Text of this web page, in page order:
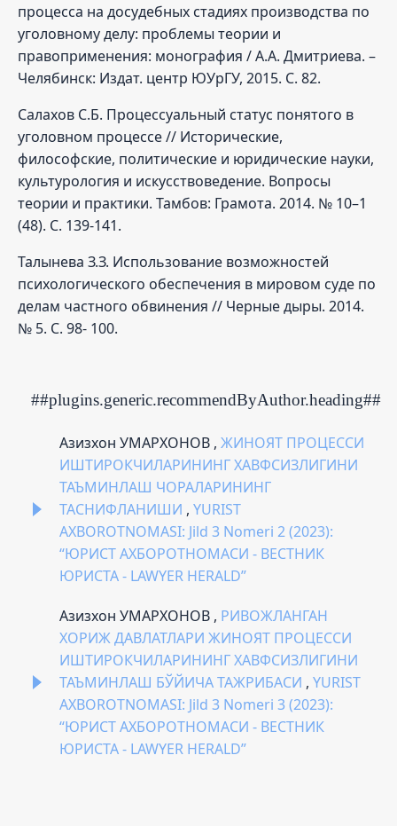
процесса на досудебных стадиях производства по
уголовному делу: проблемы теории и
правоприменения: монография / А.А. Дмитриева. –
Челябинск: Издат. центр ЮУрГУ, 2015. С. 82.
Салахов С.Б. Процессуальный статус понятого в
уголовном процессе // Исторические,
философские, политические и юридические науки,
культурология и искусствоведение. Вопросы
теории и практики. Тамбов: Грамота. 2014. № 10–1
(48). С. 139-141.
Талынева З.З. Использование возможностей
психологического обеспечения в мировом суде по
делам частного обвинения // Черные дыры. 2014.
№ 5. С. 98- 100.
##plugins.generic.recommendByAuthor.heading##
Азизхон УМАРХОНОВ , ЖИНОЯТ ПРОЦЕССИ
ИШТИРОКЧИЛАРИНИНГ ХАВФСИЗЛИГИНИ
ТАЪМИНЛАШ ЧОРАЛАРИНИНГ
ТАСНИФЛАНИШИ , YURIST
AXBOROTNOMASI: Jild 3 Nomeri 2 (2023):
“ЮРИСТ АХБОРОТНОМАСИ - ВЕСТНИК
ЮРИСТА - LAWYER HERALD”
Азизхон УМАРХОНОВ , РИВОЖЛАНГАН
ХОРИЖ ДАВЛАТЛАРИ ЖИНОЯТ ПРОЦЕССИ
ИШТИРОКЧИЛАРИНИНГ ХАВФСИЗЛИГИНИ
ТАЪМИНЛАШ БЎЙИЧА ТАЖРИБАСИ , YURIST
AXBOROTNOMASI: Jild 3 Nomeri 3 (2023):
“ЮРИСТ АХБОРОТНОМАСИ - ВЕСТНИК
ЮРИСТА - LAWYER HERALD”